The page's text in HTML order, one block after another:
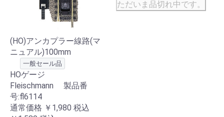
(HO)アンカプラー線路(マ
ニュアル)100mm
一般セール品
HOゲージ
Fleischmann 製品番
号:fl6114
通常価格 ￥1,980 税込
ただいま品切れ中です。